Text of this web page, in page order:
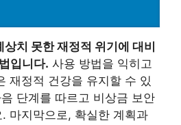
치 못한 재정적 위기에 대비
입니다. 사용 방법을 익히고
재정적 건강을 유지할 수 있
단계를 따르고 비상금 보안
마지막으로, 확실한 계획과